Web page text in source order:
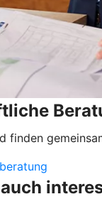
finden